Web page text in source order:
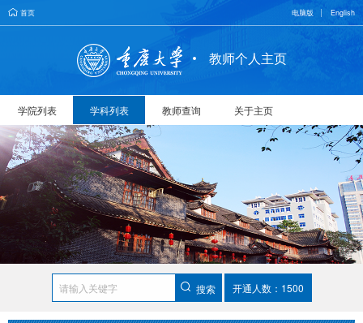
首页 电脑版 English
教师个人主页
学院列表 学科列表 教师查询 关于主页
搜索 开通人数：1500